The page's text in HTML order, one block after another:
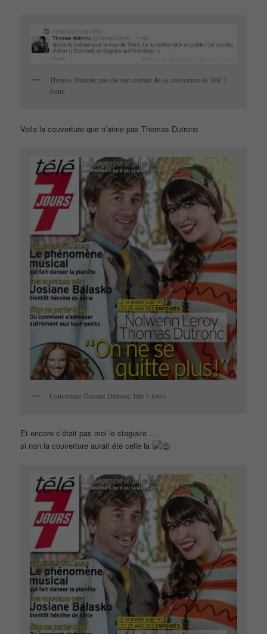
Thomas Dutronc pas du tout content de sa couverture de Télé 7
Jours
Voila la couverture que n’aime pas Thomas Dutronc
Couverture Thomas Dutronc Télé 7 Jours
Et encore c’était pas moi le stagiaire …
si non la couverture aurait été celle la